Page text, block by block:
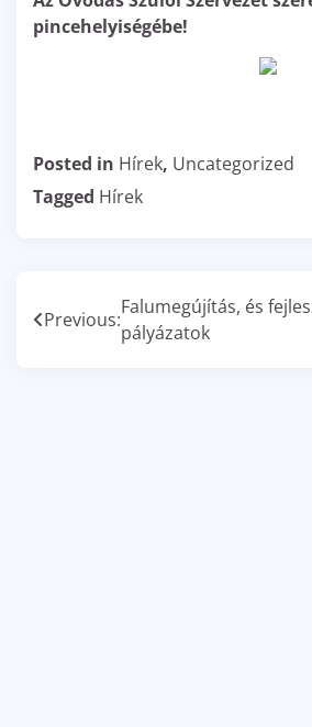
pincehelyiségébe!
Posted in Hírek, Uncategorized
Tagged Hírek
Bejegyzés
navigáció
Previous:
Falumegújítás, és
pályázatok